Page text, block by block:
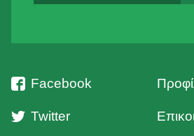
Facebook
Twitter